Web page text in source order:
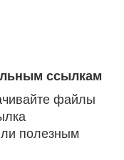
ссылкам
файлы
полезным